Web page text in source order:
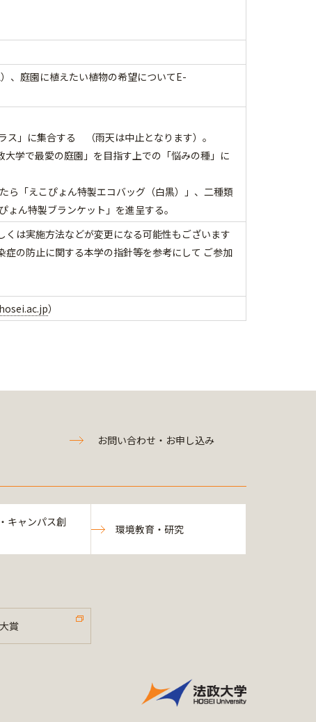
、庭園に植えたい植物の希望についてE-
」に集合する （雨天は中止となります）。
学で最愛の庭園」を目指す上での「悩みの種」に
「えこぴょん特製エコバッグ（白黒）」、二種類
ん特製ブランケット」を進呈する。
は実施方法などが変更になる可能性もございます
の防止に関する本学の指針等を参考にして ご参加
）
お問い合わせ・お申し込み
キャンパス創
環境教育・研究
賞